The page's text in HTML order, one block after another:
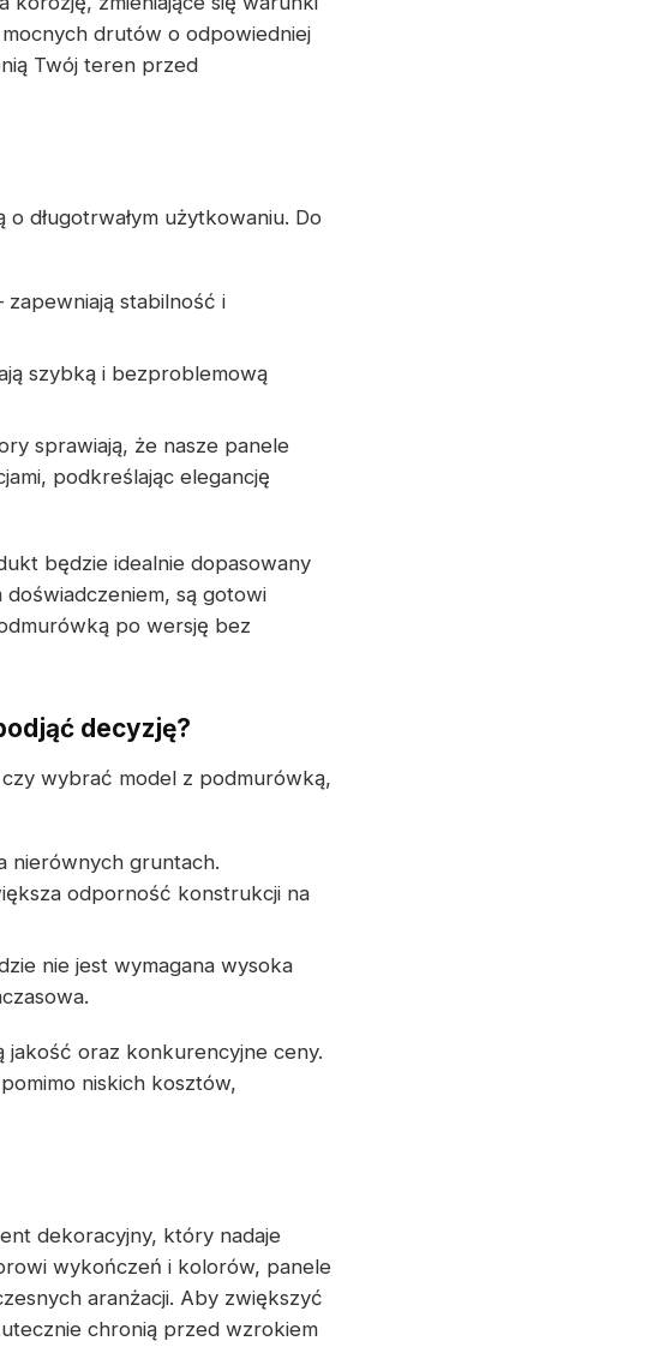
drutów o odpowiedniej
Twój teren przed
długotrwałym użytkowaniu. Do
zapewniają stabilność i
szybką i bezproblemową
sprawiają, że nasze panele
podkreślając elegancję
będzie idealnie dopasowany
są gotowi
po wersję bez
decyzję?
wybrać model z podmurówką,
nierównych gruntach.
odporność konstrukcji na
nie jest wymagana wysoka
oraz konkurencyjne ceny.
niskich kosztów,
dekoracyjny, który nadaje
wykończeń i kolorów, panele
aranżacji. Aby zwiększyć
chronią przed wzrokiem